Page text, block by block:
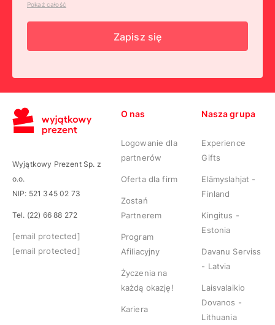
Pokaż całość
Zapisz się
Wyjątkowy Prezent Sp. z
o.o.
NIP: 521 345 02 73
Tel. (22) 66 88 272
[email protected]
[email protected]
O nas
Logowanie dla
partnerów
Oferta dla firm
Zostań
Partnerem
Program
Afiliacyjny
Życzenia na
każdą okazję!
Kariera
Nasza grupa
Experience
Gifts
Elämyslahjat -
Finland
Kingitus -
Estonia
Davanu Serviss
- Latvia
Laisvalaikio
Dovanos -
Lithuania